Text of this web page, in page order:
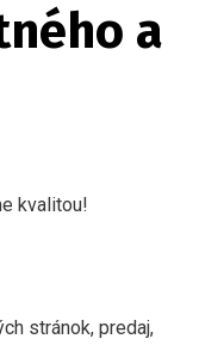
a
kvalitou!
stránok, predaj,